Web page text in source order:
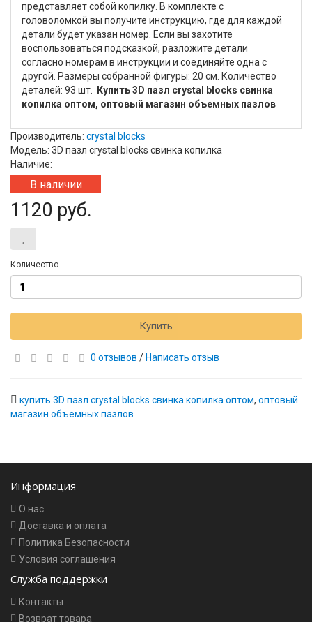
представляет собой копилку. В комплекте с
головоломкой вы получите инструкцию, где для каждой
детали будет указан номер. Если вы захотите
воспользоваться подсказкой, разложите детали
согласно номерам в инструкции и соединяйте одна с
другой. Размеры собранной фигуры: 20 см. Количество
деталей: 93 шт.
Купить 3D пазл crystal blocks свинка
копилка оптом, оптовый магазин объемных пазлов
Производитель: crystal blocks
Модель: 3D пазл crystal blocks свинка копилка
Наличие:
В наличии
1120 руб.
Количество
Купить
0 отзывов / Написать отзыв
купить 3D пазл crystal blocks свинка копилка оптом, оптовый
магазин объемных пазлов
Информация
О нас
Доставка и оплата
Политика Безопасности
Условия соглашения
Служба поддержки
Контакты
Возврат товара